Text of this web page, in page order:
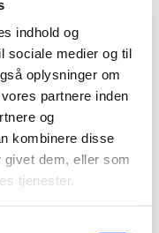
indhold og
sociale medier og til
oplysninger om
partnere inden
og
kombinere disse
givet dem, eller som
tjenester.